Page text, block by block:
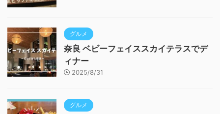
グルメ
奈良 ベビーフェイススカイテラスでデ
ィナー
2025/8/31
グルメ